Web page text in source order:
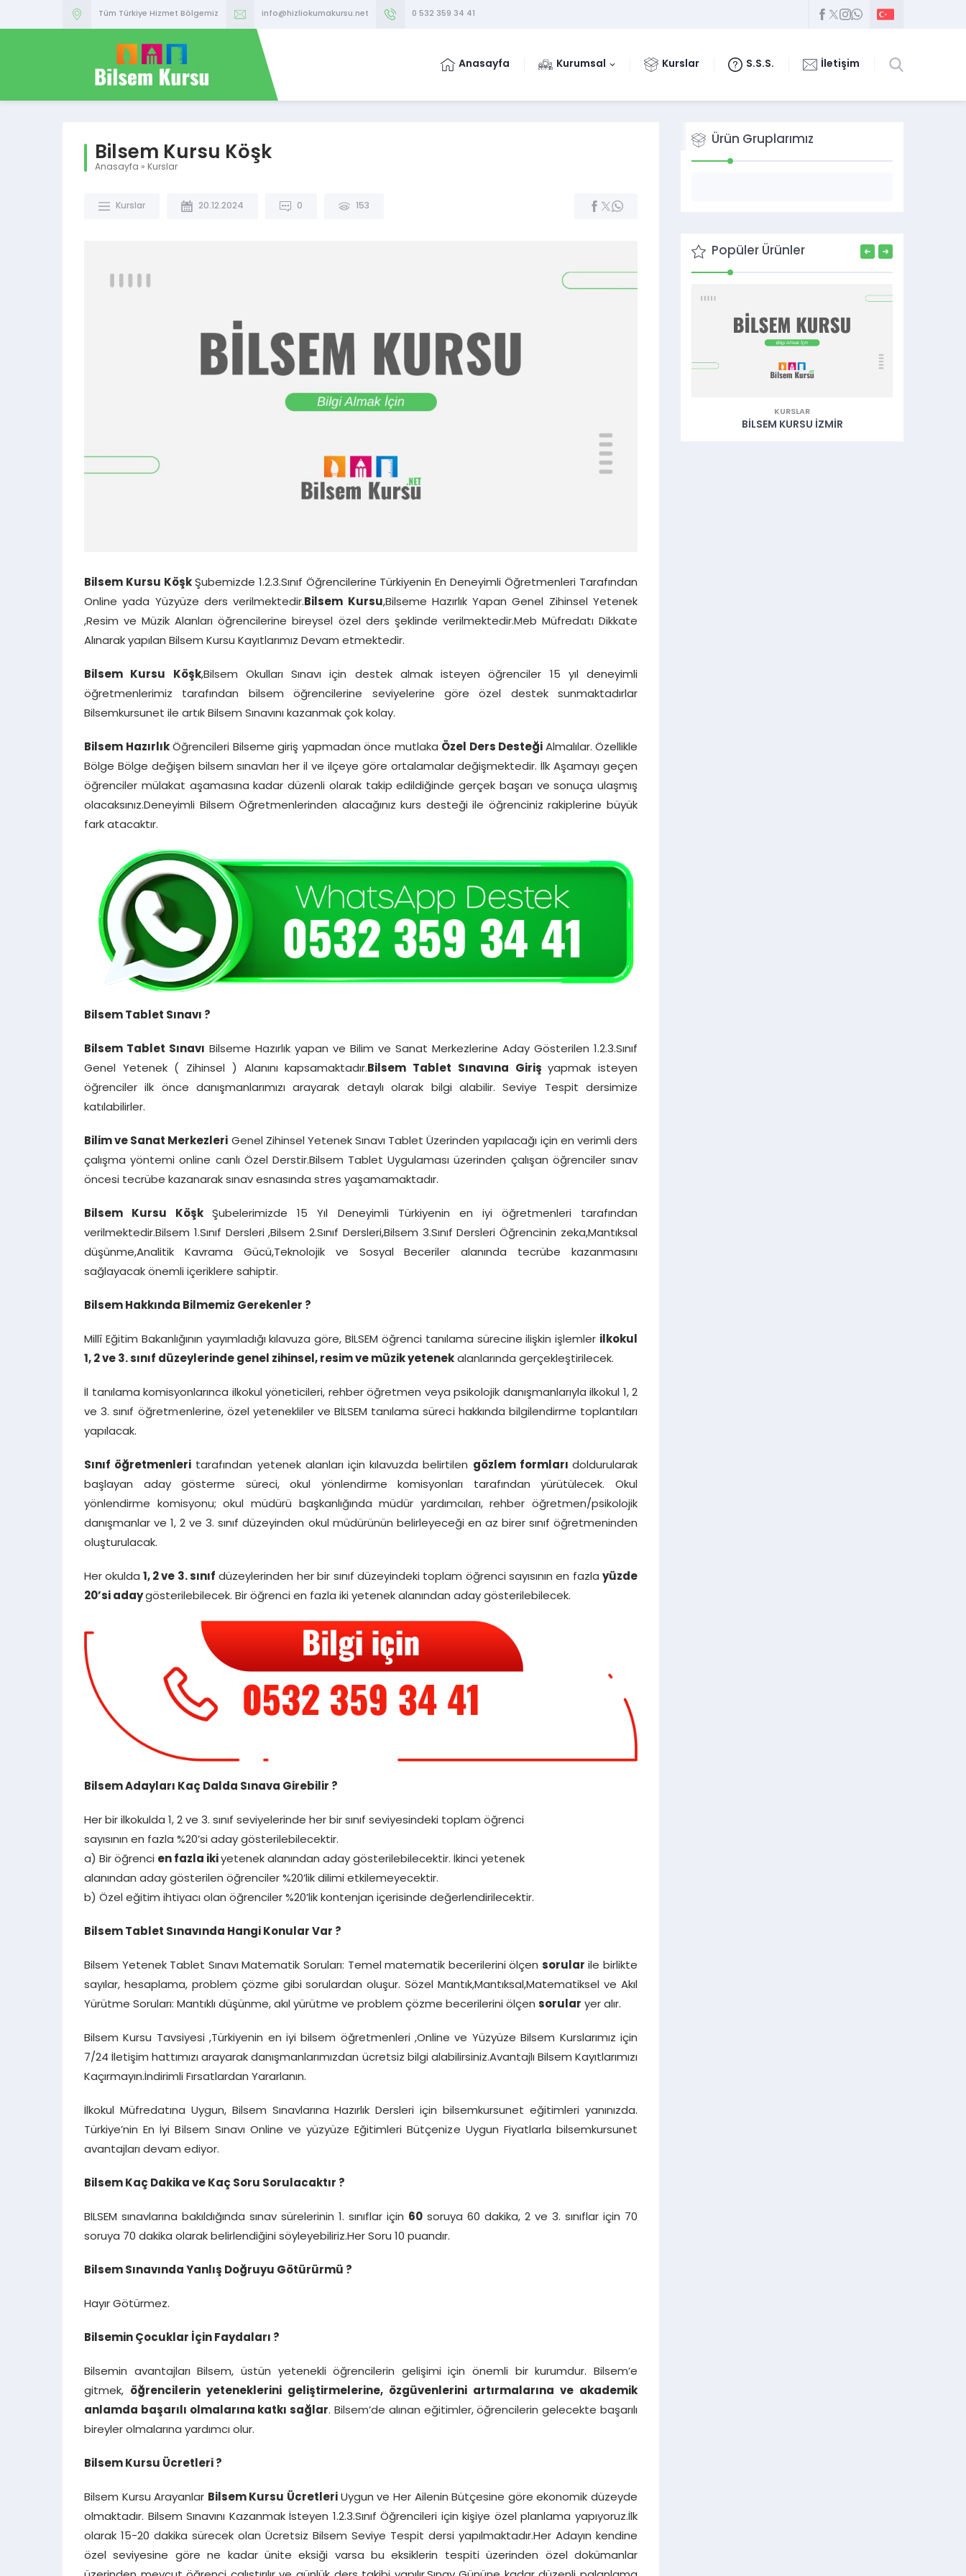
Tüm Türkiye Hizmet Bölgemiz info@hizliokumakursu.net 0 532 359 34 41
Anasayfa Kurumsal Kurslar S.S.S. İletişim
Bilsem Kursu Köşk
Anasayfa » Kurslar
Kurslar 20.12.2024 0 153
Bilsem Kursu Köşk Şubemizde 1.2.3.Sınıf Öğrencilerine Türkiyenin En Deneyimli Öğretmenleri Tarafından
Online yada Yüzyüze ders verilmektedir.Bilsem Kursu,Bilseme Hazırlık Yapan Genel Zihinsel Yetenek
,Resim ve Müzik Alanları öğrencilerine bireysel özel ders şeklinde verilmektedir.Meb Müfredatı Dikkate
Alınarak yapılan Bilsem Kursu Kayıtlarımız Devam etmektedir.
Bilsem Kursu Köşk,Bilsem Okulları Sınavı için destek almak isteyen öğrenciler 15 yıl deneyimli
öğretmenlerimiz tarafından bilsem öğrencilerine seviyelerine göre özel destek sunmaktadırlar
Bilsemkursunet ile artık Bilsem Sınavını kazanmak çok kolay.
Bilsem HazırlıkÖğrencileri Bilseme giriş yapmadan önce mutlaka Özel Ders Desteği Almalılar. Özellikle
Bölge Bölge değişen bilsem sınavları her il ve ilçeye göre ortalamalar değişmektedir. İlk Aşamayı geçen
öğrenciler mülakat aşamasına kadar düzenli olarak takip edildiğinde gerçek başarı ve sonuça ulaşmış
olacaksınız.Deneyimli Bilsem Öğretmenlerinden alacağınız kurs desteği ile öğrenciniz rakiplerine büyük
fark atacaktır.
Bilsem Tablet Sınavı ?
Bilsem Tablet Sınavı Bilseme Hazırlık yapan ve Bilim ve Sanat Merkezlerine Aday Gösterilen 1.2.3.Sınıf
Genel Yetenek ( Zihinsel ) Alanını kapsamaktadır.Bilsem Tablet Sınavına Girişyapmak isteyen
öğrenciler ilk önce danışmanlarımızı arayarak detaylı olarak bilgi alabilir. Seviye Tespit dersimize
katılabilirler.
Bilim ve Sanat Merkezleri Genel Zihinsel Yetenek Sınavı Tablet Üzerinden yapılacağı için en verimli ders
çalışma yöntemi online canlı Özel Derstir.Bilsem Tablet Uygulaması üzerinden çalışan öğrenciler sınav
öncesi tecrübe kazanarak sınav esnasında stres yaşamamaktadır.
Bilsem Kursu KöşkŞubelerimizde 15 Yıl Deneyimli Türkiyenin en iyi öğretmenleri tarafından
verilmektedir.Bilsem 1.Sınıf Dersleri ,Bilsem 2.Sınıf Dersleri,Bilsem 3.Sınıf Dersleri Öğrencinin zeka,Mantıksal
düşünme,Analitik Kavrama Gücü,Teknolojik ve Sosyal Beceriler alanında tecrübe kazanmasını
sağlayacak önemli içeriklere sahiptir.
Bilsem Hakkında Bilmemiz Gerekenler ?
Millî Eğitim Bakanlığının yayımladığı kılavuza göre, BİLSEM öğrenci tanılama sürecine ilişkin işlemler ilkokul
1, 2 ve 3. sınıf düzeylerinde genel zihinsel, resim ve müzik yetenek alanlarında gerçekleştirilecek.
İl tanılama komisyonlarınca ilkokul yöneticileri, rehber öğretmen veya psikolojik danışmanlarıyla ilkokul 1, 2
ve 3. sınıf öğretmenlerine, özel yetenekliler ve BİLSEM tanılama süreci hakkında bilgilendirme toplantıları
yapılacak.
Sınıf öğretmenleri tarafından yetenek alanları için kılavuzda belirtilen gözlem formlarıdoldurularak
başlayan aday gösterme süreci, okul yönlendirme komisyonları tarafından yürütülecek. Okul
yönlendirme komisyonu; okul müdürü başkanlığında müdür yardımcıları, rehber öğretmen/psikolojik
danışmanlar ve 1, 2 ve 3. sınıf düzeyinden okul müdürünün belirleyeceği en az birer sınıf öğretmeninden
oluşturulacak.
Her okulda 1, 2 ve 3. sınıf düzeylerinden her bir sınıf düzeyindeki toplam öğrenci sayısının en fazlayüzde
20’si adaygösterilebilecek. Bir öğrenci en fazla iki yetenek alanından aday gösterilebilecek.
Bilsem Adayları Kaç Dalda Sınava Girebilir ?
Her bir ilkokulda 1, 2 ve 3. sınıf seviyelerinde her bir sınıf seviyesindeki toplam öğrenci
sayısının en fazla %20’si aday gösterilebilecektir.
a) Bir öğrenci en fazla iki yetenek alanından aday gösterilebilecektir. İkinci yetenek
alanından aday gösterilen öğrenciler %20’lik dilimi etkilemeyecektir.
b) Özel eğitim ihtiyacı olan öğrenciler %20’lik kontenjan içerisinde değerlendirilecektir.
Bilsem Tablet Sınavında Hangi Konular Var ?
Bilsem Yetenek Tablet Sınavı Matematik Soruları: Temel matematik becerilerini ölçen sorular ile birlikte
sayılar, hesaplama, problem çözme gibi sorulardan oluşur. Sözel Mantık,Mantıksal,Matematiksel ve Akıl
Yürütme Soruları: Mantıklı düşünme, akıl yürütme ve problem çözme becerilerini ölçen sorular yer alır.
Bilsem Kursu Tavsiyesi ,Türkiyenin en iyi bilsem öğretmenleri ,Online ve Yüzyüze Bilsem Kurslarımız için
7/24 İletişim hattımızı arayarak danışmanlarımızdan ücretsiz bilgi alabilirsiniz.Avantajlı Bilsem Kayıtlarımızı
Kaçırmayın.İndirimli Fırsatlardan Yararlanın.
İlkokul Müfredatına Uygun, Bilsem Sınavlarına Hazırlık Dersleri için bilsemkursunet eğitimleri yanınızda.
Türkiye’nin En İyi Bilsem Sınavı Online ve yüzyüze Eğitimleri Bütçenize Uygun Fiyatlarla bilsemkursunet
avantajları devam ediyor.
Bilsem Kaç Dakika ve Kaç Soru Sorulacaktır ?
BİLSEM sınavlarına bakıldığında sınav sürelerinin 1. sınıflar için 60 soruya 60 dakika, 2 ve 3. sınıflar için 70
soruya 70 dakika olarak belirlendiğini söyleyebiliriz.Her Soru 10 puandır.
Bilsem Sınavında Yanlış Doğruyu Götürürmü ?
Hayır Götürmez.
Bilsemin Çocuklar İçin Faydaları ?
Bilsemin avantajları Bilsem, üstün yetenekli öğrencilerin gelişimi için önemli bir kurumdur. Bilsem’e
gitmek, öğrencilerin yeteneklerini geliştirmelerine, özgüvenlerini artırmalarına ve akademik
anlamda başarılı olmalarına katkı sağlar. Bilsem’de alınan eğitimler, öğrencilerin gelecekte başarılı
bireyler olmalarına yardımcı olur.
Bilsem Kursu Ücretleri ?
Bilsem Kursu Arayanlar Bilsem Kursu Ücretleri Uygun ve Her Ailenin Bütçesine göre ekonomik düzeyde
olmaktadır. Bilsem Sınavını Kazanmak İsteyen 1.2.3.Sınıf Öğrencileri için kişiye özel planlama yapıyoruz.İlk
olarak 15-20 dakika sürecek olan Ücretsiz Bilsem Seviye Tespit dersi yapılmaktadır.Her Adayın kendine
özel seviyesine göre ne kadar ünite eksiği varsa bu eksiklerin tespiti üzerinden özel dokümanlar
Ürün Gruplarımız
Popüler Ürünler
KURSLAR
BILSEM KURSU İZMIR